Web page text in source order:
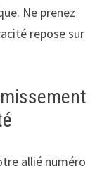
Ne prenez
repose sur
allié numéro